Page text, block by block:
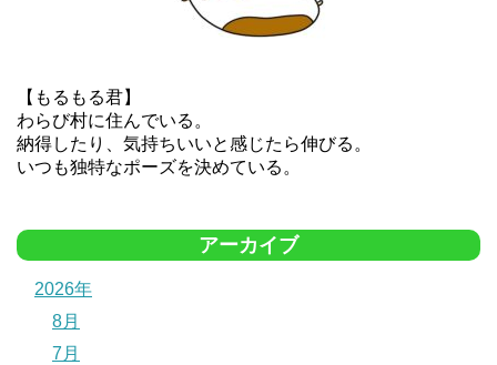
【もるもる君】
わらび村に住んでいる。
納得したり、気持ちいいと感じたら伸びる。
いつも独特なポーズを決めている。
アーカイブ
2026年
8月
7月